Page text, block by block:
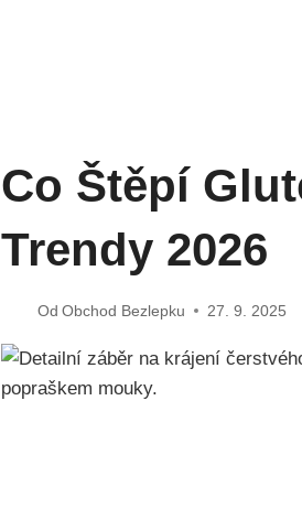
Co Štěpí
Trendy 2026
Od Obchod Bezlepku 27. 9. 2025